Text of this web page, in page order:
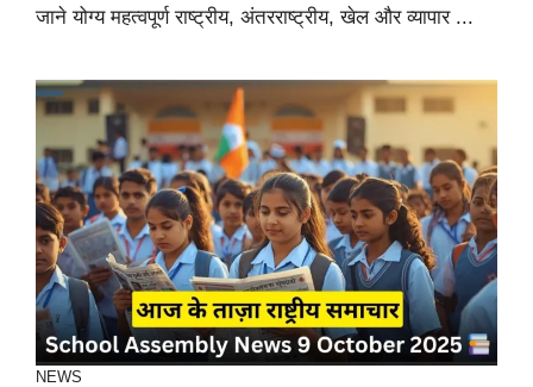
जाने योग्य महत्वपूर्ण राष्ट्रीय, अंतरराष्ट्रीय, खेल और व्यापार ...
NEWS